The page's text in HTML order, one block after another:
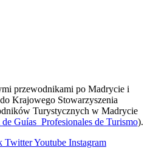
przewodnikami po Madrycie i
Krajowego Stowarzyszenia
Turystycznych w Madrycie
Guías Profesionales de Turismo).
TwitterYoutube Instagram